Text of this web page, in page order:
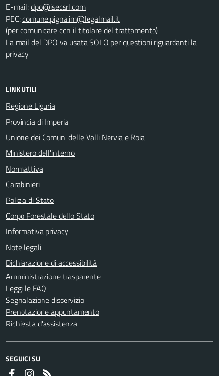
E-mail:
PEC:
(per comunicare con il titolare del trattamento)
La mail del DPO va usata SOLO per questioni riguardanti la
privacy
LINK UTILI
Regione Liguria
Provincia di Imperia
Unione dei Comuni delle Valli Nervia e Roia
Ministero dell'interno
Normattiva
Carabinieri
Polizia di Stato
Corpo Forestale dello Stato
Informativa privacy
Note legali
Dichiarazione di accessibilità
Amministrazione trasparente
Leggi le FAQ
Segnalazione disservizio
Prenotazione appuntamento
Richiesta d'assistenza
SEGUICI SU